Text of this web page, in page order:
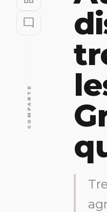
mode_comment
COMPARTE